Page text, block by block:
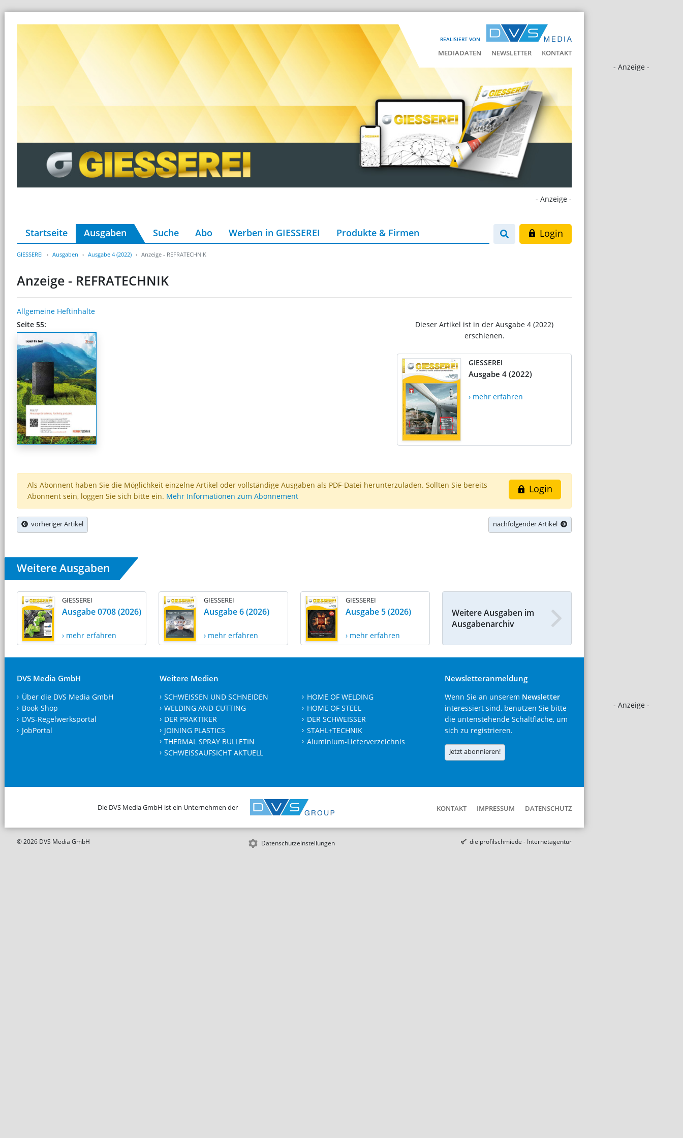
REALISIERT VON
MEDIADATEN NEWSLETTER KONTAKT
- Anzeige -
- Anzeige -
- Anzeige -
Startseite Ausgaben Suche Abo Werben in GIESSEREI Produkte & Firmen Login
GIESSEREI Ausgaben Ausgabe 4 (2022) Anzeige - REFRATECHNIK
Anzeige - REFRATECHNIK
Allgemeine Heftinhalte
Seite 55:
Dieser Artikel ist in der Ausgabe 4 (2022)
erschienen.
GIESSEREI
Ausgabe 4 (2022)
› mehr erfahren
Login
Als Abonnent haben Sie die Möglichkeit einzelne Artikel oder vollständige Ausgaben als PDF-Datei herunterzuladen. Sollten Sie bereits
Abonnent sein, loggen Sie sich bitte ein. Mehr Informationen zum Abonnement
vorheriger Artikel nachfolgender Artikel
Weitere Ausgaben
GIESSEREI
Ausgabe 0708 (2026)
› mehr erfahren
GIESSEREI
Ausgabe 6 (2026)
› mehr erfahren
GIESSEREI
Ausgabe 5 (2026)
› mehr erfahren
Weitere Ausgaben im
Ausgabenarchiv
DVS Media GmbH
Über die DVS Media GmbH
Book-Shop
DVS-Regelwerksportal
JobPortal
Weitere Medien
SCHWEISSEN UND SCHNEIDEN
WELDING AND CUTTING
DER PRAKTIKER
JOINING PLASTICS
THERMAL SPRAY BULLETIN
SCHWEISSAUFSICHT AKTUELL
HOME OF WELDING
HOME OF STEEL
DER SCHWEISSER
STAHL+TECHNIK
Aluminium-Lieferverzeichnis
Newsletteranmeldung
Wenn Sie an unserem Newsletter
interessiert sind, benutzen Sie bitte
die untenstehende Schaltfläche, um
sich zu registrieren.
Jetzt abonnieren!
Die DVS Media GmbH ist ein Unternehmen der KONTAKT IMPRESSUM DATENSCHUTZ
© 2026 DVS Media GmbH Datenschutzeinstellungen die profilschmiede - Internetagentur